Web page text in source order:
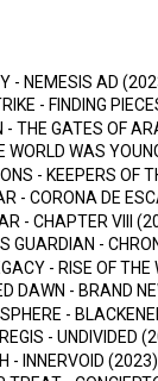
- NEMESIS AD
- FINDING
- THE GATES OF
WORLD WAS
- KEEPERS OF
- CORONA DE
- CHAPTER VIII
GUARDIAN -
- RISE OF THE
DAWN - BRAND
-
- UNDIVIDED
- INNERVOID (2023)